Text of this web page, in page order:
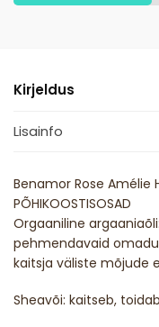
Kirjeldus
Lisainfo
Benamor Rose
PÕHIKOOSTISOSAD
Orgaaniline
pehmendavaid
kaitsja väliste mõjude
Sheavõi: kaitseb,